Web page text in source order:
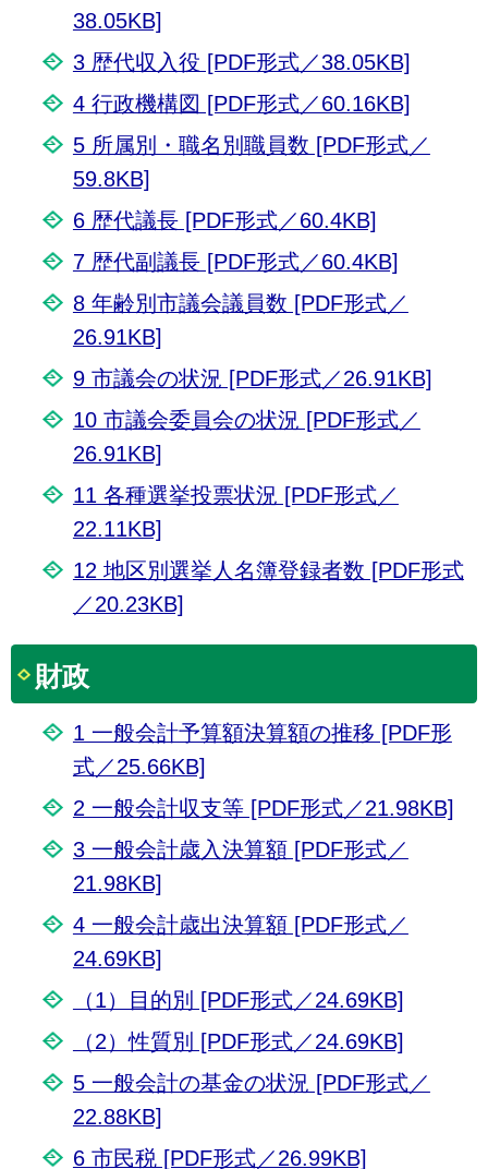
38.05KB]
3 歴代収入役 [PDF形式／38.05KB]
4 行政機構図 [PDF形式／60.16KB]
5 所属別・職名別職員数 [PDF形式／
59.8KB]
6 歴代議長 [PDF形式／60.4KB]
7 歴代副議長 [PDF形式／60.4KB]
8 年齢別市議会議員数 [PDF形式／
26.91KB]
9 市議会の状況 [PDF形式／26.91KB]
10 市議会委員会の状況 [PDF形式／
26.91KB]
11 各種選挙投票状況 [PDF形式／
22.11KB]
12 地区別選挙人名簿登録者数 [PDF形式
／20.23KB]
財政
1 一般会計予算額決算額の推移 [PDF形
式／25.66KB]
2 一般会計収支等 [PDF形式／21.98KB]
3 一般会計歳入決算額 [PDF形式／
21.98KB]
4 一般会計歳出決算額 [PDF形式／
24.69KB]
（1）目的別 [PDF形式／24.69KB]
（2）性質別 [PDF形式／24.69KB]
5 一般会計の基金の状況 [PDF形式／
22.88KB]
6 市民税 [PDF形式／26.99KB]